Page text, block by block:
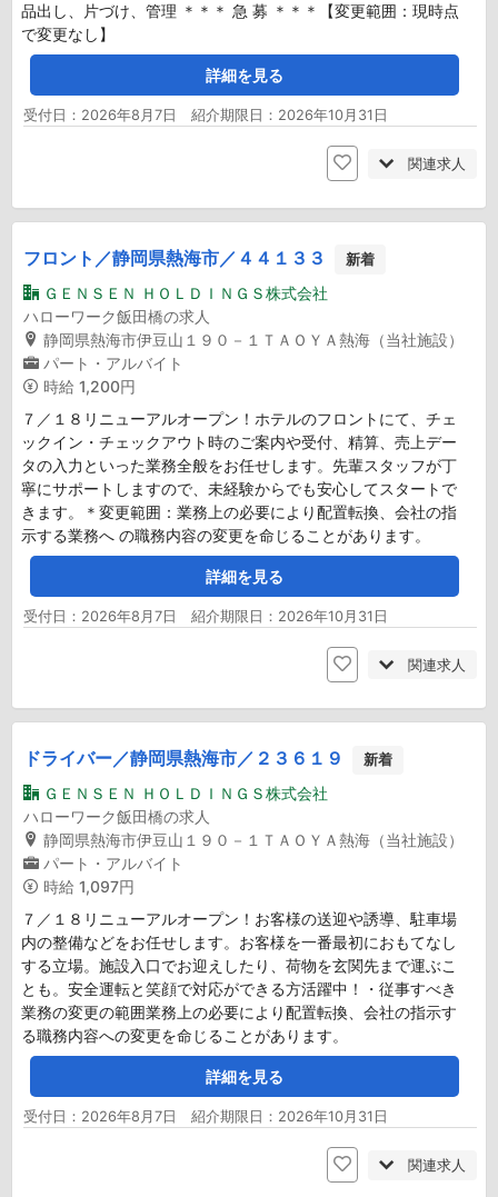
品出し、片づけ、管理 ＊＊＊ 急 募 ＊＊＊【変更範囲：現時点
で変更なし】
詳細を見る
受付日：2026年8月7日 紹介期限日：2026年10月31日
関連求人
フロント／静岡県熱海市／４４１３３ 新着
ＧＥＮＳＥＮ ＨＯＬＤＩＮＧＳ株式会社
ハローワーク飯田橋の求人
静岡県熱海市伊豆山１９０－１ＴＡＯＹＡ熱海（当社施設）
パート・アルバイト
時給 1,200円
７／１８リニューアルオープン！ホテルのフロントにて、チェ
ックイン・チェックアウト時のご案内や受付、精算、売上デー
タの入力といった業務全般をお任せします。先輩スタッフが丁
寧にサポートしますので、未経験からでも安心してスタートで
きます。＊変更範囲：業務上の必要により配置転換、会社の指
示する業務へ の職務内容の変更を命じることがあります。
詳細を見る
受付日：2026年8月7日 紹介期限日：2026年10月31日
関連求人
ドライバー／静岡県熱海市／２３６１９ 新着
ＧＥＮＳＥＮ ＨＯＬＤＩＮＧＳ株式会社
ハローワーク飯田橋の求人
静岡県熱海市伊豆山１９０－１ＴＡＯＹＡ熱海（当社施設）
パート・アルバイト
時給 1,097円
７／１８リニューアルオープン！お客様の送迎や誘導、駐車場
内の整備などをお任せします。お客様を一番最初におもてなし
する立場。施設入口でお迎えしたり、荷物を玄関先まで運ぶこ
とも。安全運転と笑顔で対応ができる方活躍中！・従事すべき
業務の変更の範囲業務上の必要により配置転換、会社の指示す
る職務内容への変更を命じることがあります。
詳細を見る
受付日：2026年8月7日 紹介期限日：2026年10月31日
関連求人